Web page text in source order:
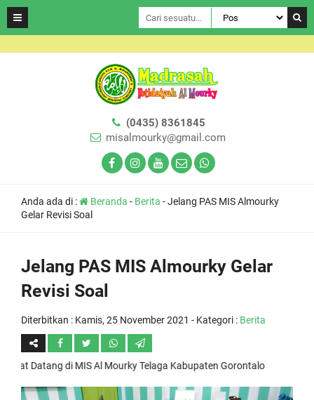
(0435) 8361845
misalmourky@gmail.com
Anda ada di : Beranda - Berita -Jelang PAS MIS Almourky
Gelar Revisi Soal
Jelang PAS MIS Almourky Gelar
Revisi Soal
Diterbitkan : Kamis, 25 November 2021 - Kategori : Berita
di MIS Al Mourky Telaga Kabupaten Gorontalo